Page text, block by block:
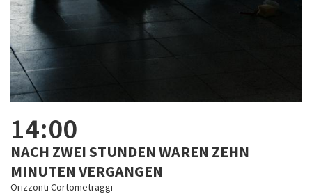
14:00
NACH ZWEI STUNDEN WAREN ZEHN
MINUTEN VERGANGEN
Orizzonti Cortometraggi